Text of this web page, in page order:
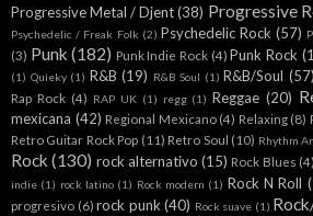
Progressive Metal / Djent (38) Progressive
Psychedelic / Freak Folk (2) Psychedelic Rock (57)
(3) Punk (182) Punk Indie Rock (4) Punk Rock
(1) Quieky (1) R&B (19) R&B Soul (1) R&B/Soul (57)
Rap Rock (4) RAP UK (1) regg (1) Reggae (20)
mexicana (42) Regional Mexicano (4) Relaxing (8)
Retro Guitar Rock Pop (11) Retro Soul (10) Rhythm
Rock (130) rock alternativo (15) Rock Blues (4)
indie (1) rock latino (1) Rock modern (1) Rock N Roll
progresivo (6) rock punk (40) Rock suave (1)